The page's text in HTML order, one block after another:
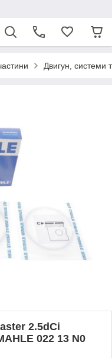
Двигун, системи
2.5dCi
022 13 N0